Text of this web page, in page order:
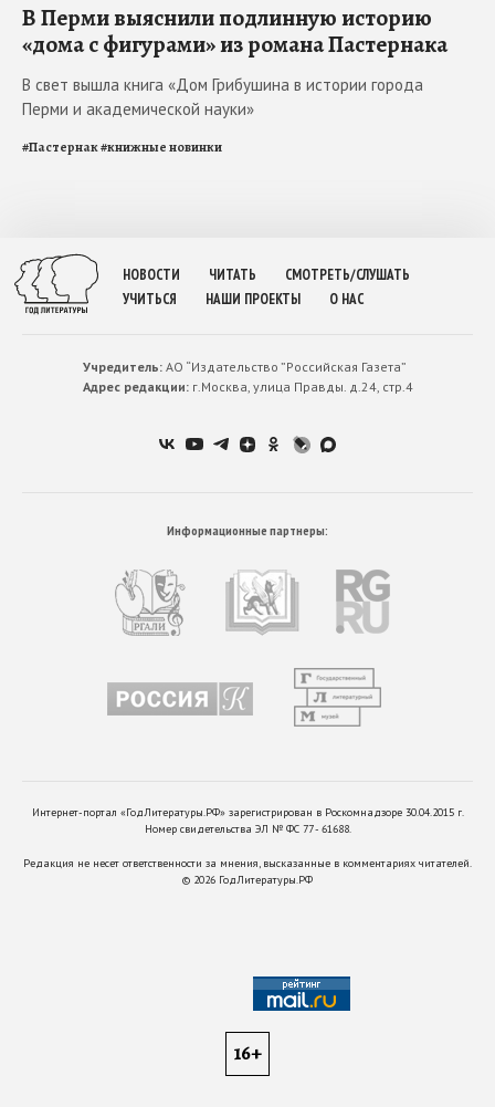
В Перми выяснили подлинную историю
«дома с фигурами» из романа Пастернака
В свет вышла книга «Дом Грибушина в истории города
Перми и академической науки»
#Пастернак#книжные новинки
НОВОСТИ ЧИТАТЬ
СМОТРЕТЬ/СЛУШАТЬ
УЧИТЬСЯ
НАШИ ПРОЕКТЫ О НАС
Учредитель:АО “Издательство ”Российская Газета”
Адрес редакции:г.Москва, улица Правды. д.24, стр.4
Информационные партнеры:
Интернет-портал «ГодЛитературы.РФ» зарегистрирован в Роскомнадзоре 30.04.2015 г.
Номер свидетельства ЭЛ № ФС 77 - 61688.
Редакция не несет ответственности за мнения, высказанные в комментариях читателей.
© 2026 ГодЛитературы.РФ
16+